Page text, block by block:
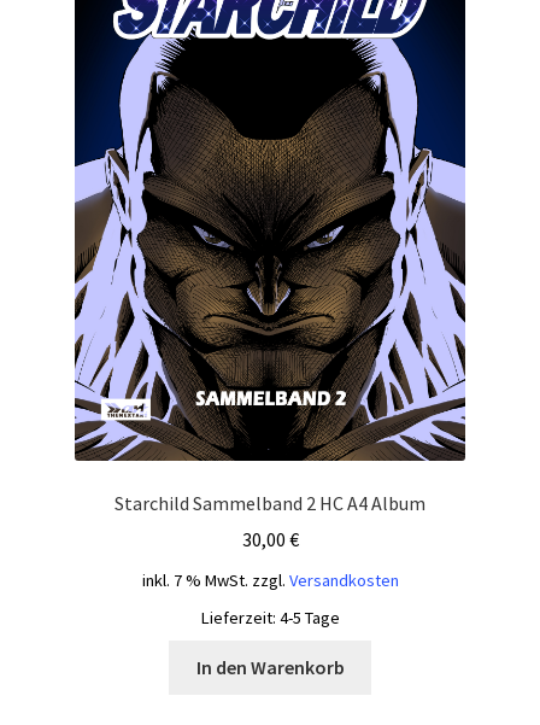
Starchild Sammelband 2 HC A4 Album
30,00 €
inkl. 7 % MwSt. zzgl. Versandkosten
Lieferzeit: 4-5 Tage
In den Warenkorb